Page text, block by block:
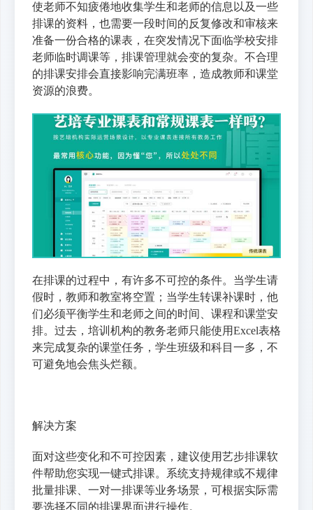
使老师不知疲倦地收集学生和老师的信息以及一些
排课的资料，也需要一段时间的反复修改和审核来
准备一份合格的课表，在突发情况下面临学校安排
老师临时调课等，排课管理就会变的复杂。不合理
的排课安排会直接影响完满班率，造成教师和课堂
资源的浪费。
在排课的过程中，有许多不可控的条件。当学生请
假时，教师和教室将空置；当学生转课补课时，他
们必须平衡学生和老师之间的时间、课程和课堂安
排。过去，培训机构的教务老师只能使用Excel表格
来完成复杂的课堂任务，学生班级和科目一多，不
可避免地会焦头烂额。
解决方案
面对这些变化和不可控因素，建议使用艺步排课软
件帮助您实现一键式排课。系统支持规律或不规律
批量排课、一对一排课等业务场景，可根据实际需
要选择不同的排课界面进行操作。